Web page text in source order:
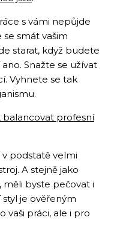
s vámi nepůjde
smát vašim
starat, když budete
Snažte se užívat
Vyhnete se tak
balancovat profesní
v podstatě velmi
A stejně jako
měli byste pečovat i
styl je ověřeným
vaši práci, ale i pro